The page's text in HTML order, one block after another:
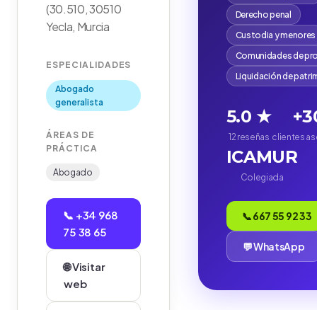
(30.510, 30510
Yecla, Murcia
ESPECIALIDADES
Abogado
generalista
ÁREAS DE
PRÁCTICA
Abogado
📞 +34 968
75 38 65
🌐 Visitar
web
Derecho penal
Custodia y menores
Comunidades de
Liquidación de
5.0 ★
12 reseñas clientes
ICAMUR
Colegiada
📞 667 55 92 33
💬 WhatsApp